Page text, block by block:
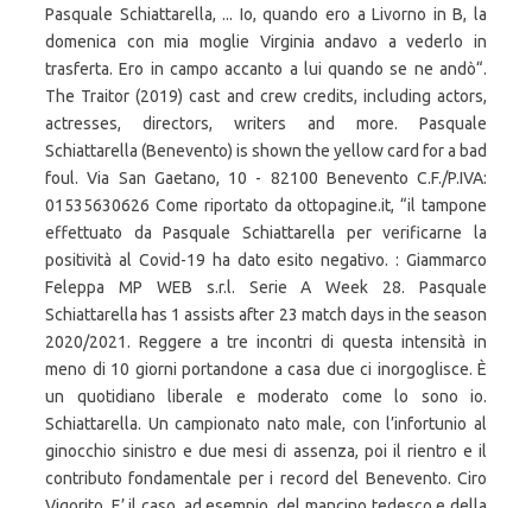
Pasquale Schiattarella, ... Io, quando ero a Livorno in B, la
domenica con mia moglie Virginia andavo a vederlo in
trasferta. Ero in campo accanto a lui quando se ne andò“.
The Traitor (2019) cast and crew credits, including actors,
actresses, directors, writers and more. Pasquale
Schiattarella (Benevento) is shown the yellow card for a bad
foul. Via San Gaetano, 10 - 82100 Benevento C.F./P.IVA:
01535630626 Come riportato da ottopagine.it, “il tampone
effettuato da Pasquale Schiattarella per verificarne la
positività al Covid-19 ha dato esito negativo. : Giammarco
Feleppa MP WEB s.r.l. Serie A Week 28. Pasquale
Schiattarella has 1 assists after 23 match days in the season
2020/2021. Reggere a tre incontri di questa intensità in
meno di 10 giorni portandone a casa due ci inorgoglisce. È
un quotidiano liberale e moderato come lo sono io.
Schiattarella. Un campionato nato male, con l’infortunio al
ginocchio sinistro e due mesi di assenza, poi il rientro e il
contributo fondamentale per i record del Benevento. Ciro